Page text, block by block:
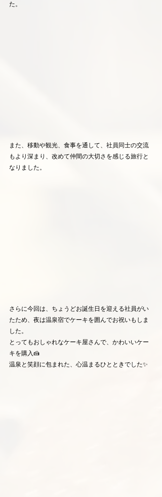
た。
また、移動や観光、食事を通して、社員同士の交流
もより深まり、改めて仲間の大切さを感じる旅行と
なりました。
さらに今回は、ちょうどお誕生日を迎える社員がい
たため、夜は温泉宿でケーキを囲んでお祝いもしま
した。
とってもおしゃれなケーキ屋さんで、かわいいケー
キを購入🍰
温泉と笑顔に包まれた、心温まるひとときでした✨